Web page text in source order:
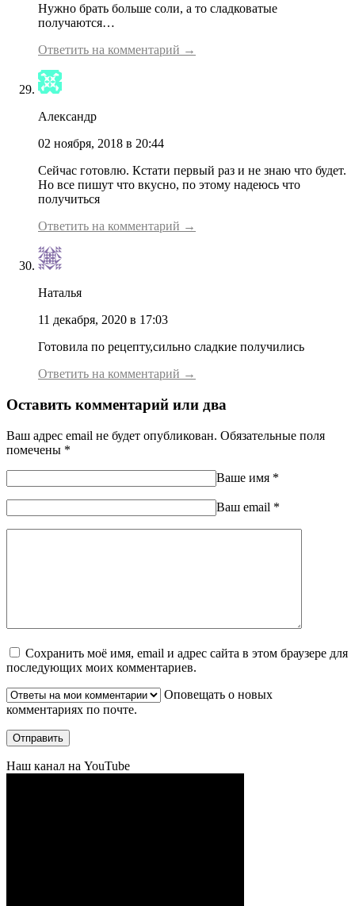
Нужно брать больше соли, а то сладковатые
получаются…
Ответить на комментарий →
Александр
02 ноября, 2018 в 20:44
Сейчас готовлю. Кстати первый раз и не знаю что будет.
Но все пишут что вкусно, по этому надеюсь что
получиться
Ответить на комментарий →
Наталья
11 декабря, 2020 в 17:03
Готовила по рецепту,сильно сладкие получились
Ответить на комментарий →
Оставить комментарий или два
Ваш адрес email не будет опубликован. Обязательные поля
помечены *
Ваше имя *
Ваш еmail *
Сохранить моё имя, email и адрес сайта в этом браузере для
последующих моих комментариев.
Оповещать о новых
комментариях по почте.
Наш канал на YouTube